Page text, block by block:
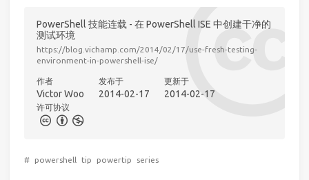
PowerShell 技能连载 - 在 PowerShell ISE 中创建干净的
测试环境
https://blog.vichamp.com/2014/02/17/use-fresh-testing-
environment-in-powershell-ise/
作者
Victor Woo
发布于
2014-02-17
更新于
2014-02-17
许可协议
# powershell tip powertip series